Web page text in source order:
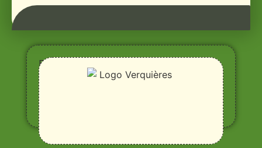
Entre
Rhône,
Alpilles
et
Durance